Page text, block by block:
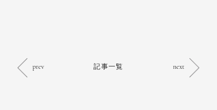
prev 記事一覧 next